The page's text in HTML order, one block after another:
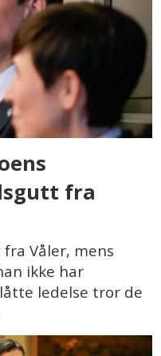
fra
Våler, mens
ikke har
ledelse tror de